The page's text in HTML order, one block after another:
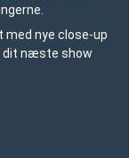
med nye close-up
dit næste show